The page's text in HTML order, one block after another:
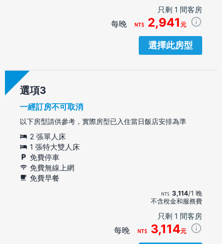
只剩 1 間客房
每晚 2,941 元
選擇此房型
選項
一經訂房不可取消
以下房型請供參考，實際房型已入住當日飯店安排為準
2 張單人床
1 張特大雙人床
免費停車
免費無線上網
免費早餐
3,114/1 晚
不含稅金和服務費
只剩 1 間客房
每晚 3,114元